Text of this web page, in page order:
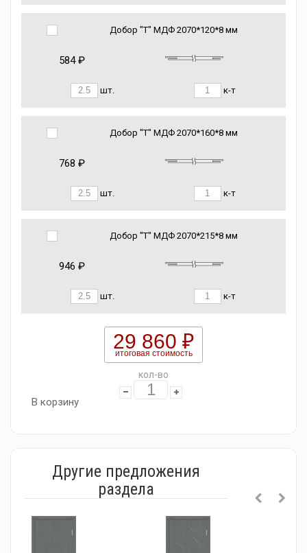
Добор "Т" МДФ 2070*120*8 мм
584 ₽
шт. к-т
Добор "Т" МДФ 2070*160*8 мм
768 ₽
шт. к-т
Добор "Т" МДФ 2070*215*8 мм
946 ₽
шт. к-т
29 860 ₽
итоговая стоимость
кол-во
В корзину
Другие предложения
раздела